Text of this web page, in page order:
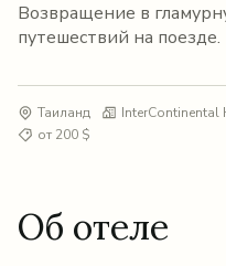
Возвращение в
путешествий на поезде.
Таиланд
InterContinental
от 200 $
Об отеле